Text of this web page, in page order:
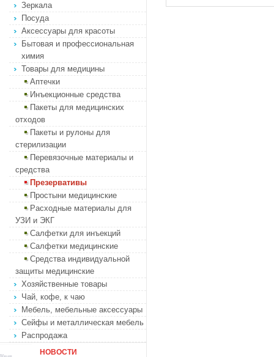
Зеркала
Посуда
Аксессуары для красоты
Бытовая и профессиональная
химия
Товары для медицины
Аптечки
Инъекционные средства
Пакеты для медицинских
отходов
Пакеты и рулоны для
стерилизации
Перевязочные материалы и
средства
Презервативы
Простыни медицинские
Расходные материалы для
УЗИ и ЭКГ
Салфетки для инъекций
Салфетки медицинские
Средства индивидуальной
защиты медицинские
Хозяйственные товары
Чай, кофе, к чаю
Мебель, мебельные аксессуары
Сейфы и металлическая мебель
Распродажа
НОВОСТИ